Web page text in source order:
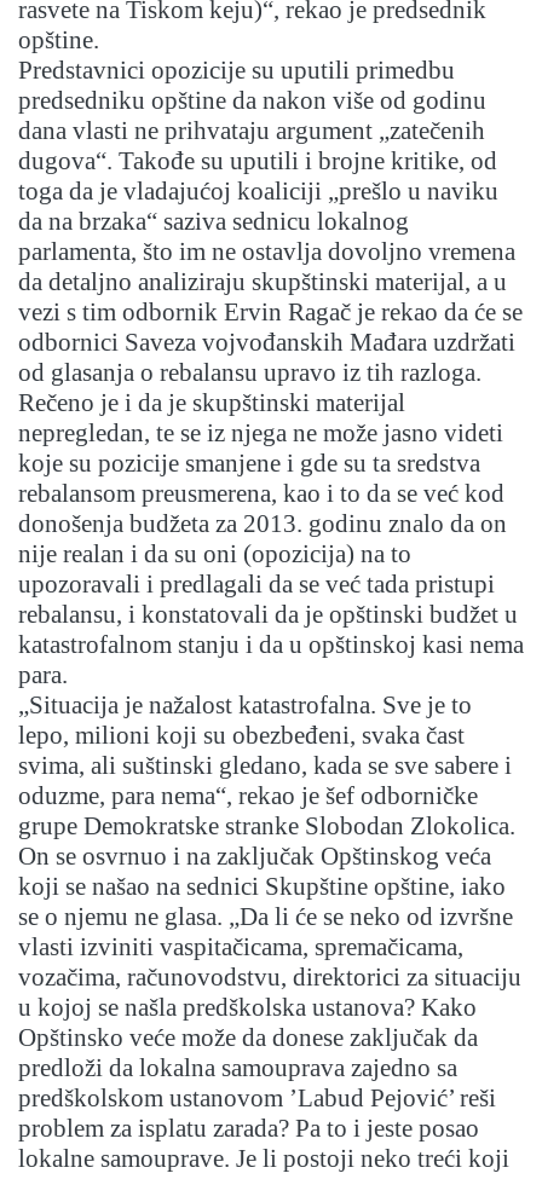
rasvete na Tiskom keju)“, rekao je predsednik
opštine.
Predstavnici opozicije su uputili primedbu
predsedniku opštine da nakon više od godinu
dana vlasti ne prihvataju argument „zatečenih
dugova“. Takođe su uputili i brojne kritike, od
toga da je vladajućoj koaliciji „prešlo u naviku
da na brzaka“ saziva sednicu lokalnog
parlamenta, što im ne ostavlja dovoljno vremena
da detaljno analiziraju skupštinski materijal, a u
vezi s tim odbornik Ervin Ragač je rekao da će se
odbornici Saveza vojvođanskih Mađara uzdržati
od glasanja o rebalansu upravo iz tih razloga.
Rečeno je i da je skupštinski materijal
nepregledan, te se iz njega ne može jasno videti
koje su pozicije smanjene i gde su ta sredstva
rebalansom preusmerena, kao i to da se već kod
donošenja budžeta za 2013. godinu znalo da on
nije realan i da su oni (opozicija) na to
upozoravali i predlagali da se već tada pristupi
rebalansu, i konstatovali da je opštinski budžet u
katastrofalnom stanju i da u opštinskoj kasi nema
para.
„Situacija je nažalost katastrofalna. Sve je to
lepo, milioni koji su obezbeđeni, svaka čast
svima, ali suštinski gledano, kada se sve sabere i
oduzme, para nema“, rekao je šef odborničke
grupe Demokratske stranke Slobodan Zlokolica.
On se osvrnuo i na zaključak Opštinskog veća
koji se našao na sednici Skupštine opštine, iako
se o njemu ne glasa. „Da li će se neko od izvršne
vlasti izviniti vaspitačicama, spremačicama,
vozačima, računovodstvu, direktorici za situaciju
u kojoj se našla predškolska ustanova? Kako
Opštinsko veće može da donese zaključak da
predloži da lokalna samouprava zajedno sa
predškolskom ustanovom ’Labud Pejović’ reši
problem za isplatu zarada? Pa to i jeste posao
lokalne samouprave. Je li postoji neko treći koji